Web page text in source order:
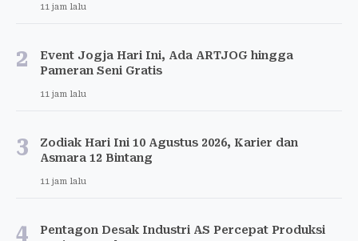
11 jam lalu
2
Event Jogja Hari Ini, Ada ARTJOG hingga
Pameran Seni Gratis
11 jam lalu
3
Zodiak Hari Ini 10 Agustus 2026, Karier dan
Asmara 12 Bintang
11 jam lalu
4
Pentagon Desak Industri AS Percepat Produksi